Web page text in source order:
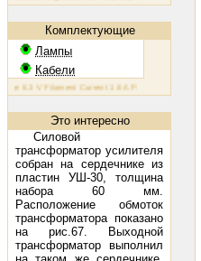
Комплектующие
Лампы
Кабели
V Filament Current 1.6 A Plate Voltage (max)
Это интересно
Силовой
трансформатор усилителя
собран на сердечнике из
пластин УШ-30, толщина
набора 60 мм.
Расположение обмоток
трансформатора показано
на рис.67. Выходной
трансформатор выполнил